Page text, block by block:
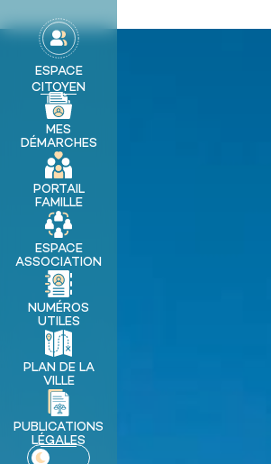
principal
ESPACE
CITOYEN
MES
DÉMARCHES
PORTAIL
FAMILLE
ESPACE
ASSOCIATION
NUMÉROS
UTILES
PLAN DE LA
VILLE
PUBLICATIONS
LÉGALES